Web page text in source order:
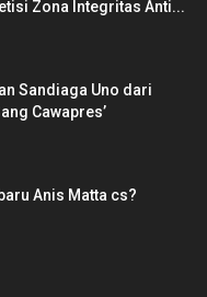
Zona Integritas Anti...
Sandiaga Uno dari
Cawapres’
Anis Matta cs?